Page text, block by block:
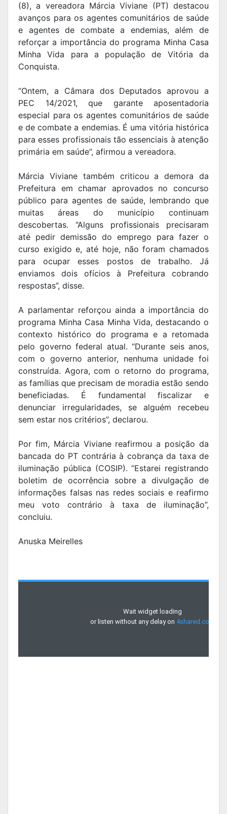
(8), a vereadora Márcia Viviane (PT) destacou
avanços para os agentes comunitários de saúde
e agentes de combate a endemias, além de
reforçar a importância do programa Minha Casa
Minha Vida para a população de Vitória da
Conquista.
“Ontem, a Câmara dos Deputados aprovou a
PEC 14/2021, que garante aposentadoria
especial para os agentes comunitários de saúde
e de combate a endemias. É uma vitória histórica
para esses profissionais tão essenciais à atenção
primária em saúde”, afirmou a vereadora.
Márcia Viviane também criticou a demora da
Prefeitura em chamar aprovados no concurso
público para agentes de saúde, lembrando que
muitas áreas do município continuam
descobertas. “Alguns profissionais precisaram
até pedir demissão do emprego para fazer o
curso exigido e, até hoje, não foram chamados
para ocupar esses postos de trabalho. Já
enviamos dois ofícios à Prefeitura cobrando
respostas”, disse.
A parlamentar reforçou ainda a importância do
programa Minha Casa Minha Vida, destacando o
contexto histórico do programa e a retomada
pelo governo federal atual. “Durante seis anos,
com o governo anterior, nenhuma unidade foi
construída. Agora, com o retorno do programa,
as famílias que precisam de moradia estão sendo
beneficiadas. É fundamental fiscalizar e
denunciar irregularidades, se alguém recebeu
sem estar nos critérios”, declarou.
Por fim, Márcia Viviane reafirmou a posição da
bancada do PT contrária à cobrança da taxa de
iluminação pública (COSIP). “Estarei registrando
boletim de ocorrência sobre a divulgação de
informações falsas nas redes sociais e reafirmo
meu voto contrário à taxa de iluminação”,
concluiu.
Anuska Meirelles